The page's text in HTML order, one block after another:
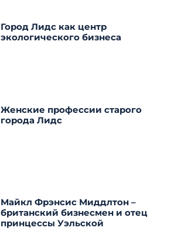
Город Лидс как центр
экологического бизнеса
Женские профессии старого
города Лидс
Майкл Фрэнсис Миддлтон –
британский бизнесмен и отец
принцессы Уэльской